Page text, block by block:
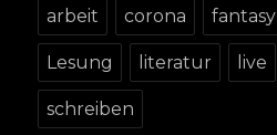
arbeit corona fantasy
Lesung literatur live
schreiben